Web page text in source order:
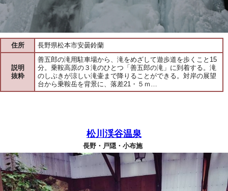
住所 長野県松本市安曇鈴蘭
説明
抜粋
善五郎の滝用駐車場から、滝をめざして遊歩道を歩くこと15
分。乗鞍高原の３滝のひとつ「善五郎の滝」に到着する。滝
のしぶきが涼しい滝壷まで降りることができる。対岸の展望
台から乗鞍岳を背景に、落差21・５ｍ…
松川渓谷温泉
長野・戸隠・小布施